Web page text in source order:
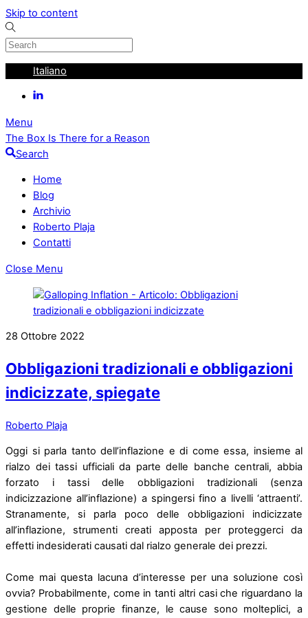
Skip to content
Italiano
Menu
The Box Is There for a Reason
Search
Home
Blog
Archivio
Roberto Plaja
Contatti
Close Menu
28 Ottobre 2022
Obbligazioni tradizionali e obbligazioni
indicizzate, spiegate
Roberto Plaja
Oggi si parla tanto dell’inflazione e di come essa, insieme al
rialzo dei tassi ufficiali da parte delle banche centrali, abbia
forzato i tassi delle obbligazioni tradizionali (senza
indicizzazione all’inflazione) a spingersi fino a livelli ‘attraenti’.
Stranamente, si parla poco delle obbligazioni indicizzate
all’inflazione, strumenti creati apposta per proteggerci da
effetti indesiderati causati dal rialzo generale dei prezzi.
Come mai questa lacuna d’interesse per una soluzione così
ovvia? Probabilmente, come in tanti altri casi che riguardano la
gestione delle proprie finanze, le cause sono molteplici, a